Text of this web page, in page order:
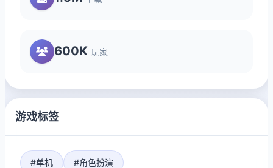
600K 玩家
游戏标签
#单机 #角色扮演